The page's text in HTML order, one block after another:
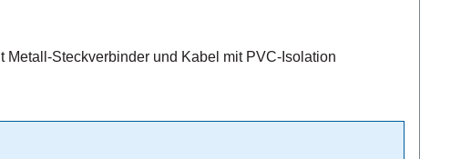
Steckverbinder und Kabel mit PVC-Isolation